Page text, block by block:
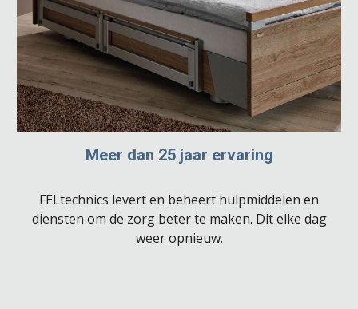
Meer dan 25 jaar ervaring
FELtechnics levert en beheert hulpmiddelen en
diensten om de zorg beter te maken. Dit elke dag
weer opnieuw.